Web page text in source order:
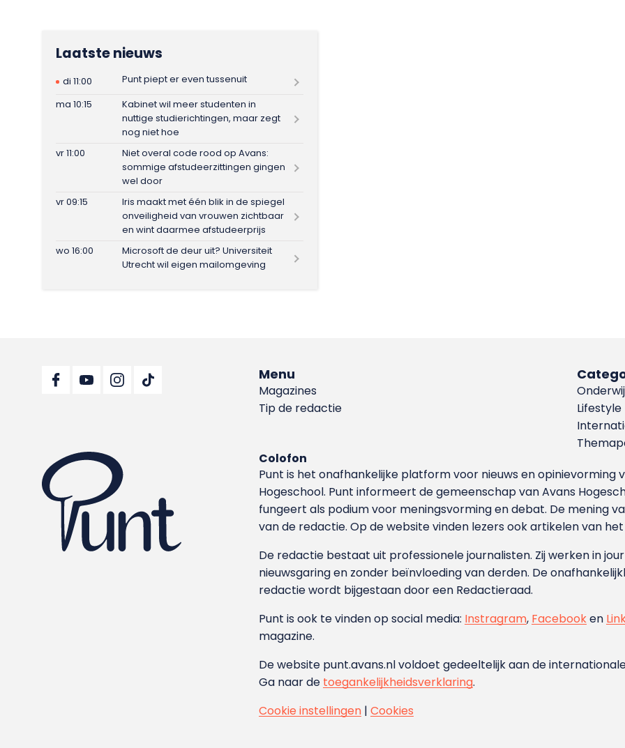
Laatste nieuws
di 11:00
Punt piept er even tussenuit
ma 10:15
Kabinet wil meer studenten in
nuttige studierichtingen, maar zegt
nog niet hoe
vr 11:00
Niet overal code rood op Avans:
sommige afstudeerzittingen gingen
wel door
vr 09:15
Iris maakt met één blik in de spiegel
onveiligheid van vrouwen zichtbaar
en wint daarmee afstudeerprijs
wo 16:00
Microsoft de deur uit? Universiteit
Utrecht wil eigen mailomgeving
Menu
Magazines
Tip de redactie
Lifestyle
Colofon
Punt is het onafhankelijke platform voor nieuws en
Hoge­school. Punt informeert de gemeenschap van Avans
fungeert als podium voor meningsvorming en debat. De mening
van de redactie. Op de website vinden lezers ook artikelen van
De redactie bestaat uit professionele journalisten. Zij werken in
nieuwsgaring en zonder beïnvloeding van derden. De
redactie wordt bijgestaan door een Redactieraad.
Punt is ook te vinden op social media: Instragram, Facebooken
magazine.
De website punt.avans.nl voldoet gedeeltelijk aan de
Ga naar de toegankelijkheidsverklaring.
Cookie instellingen |Cookies